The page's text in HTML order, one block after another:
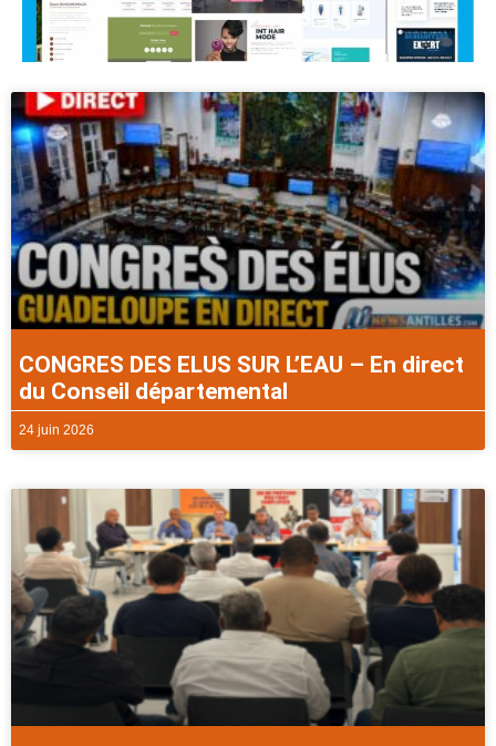
CONGRES DES ELUS SUR L’EAU – En direct
du Conseil départemental
24 juin 2026